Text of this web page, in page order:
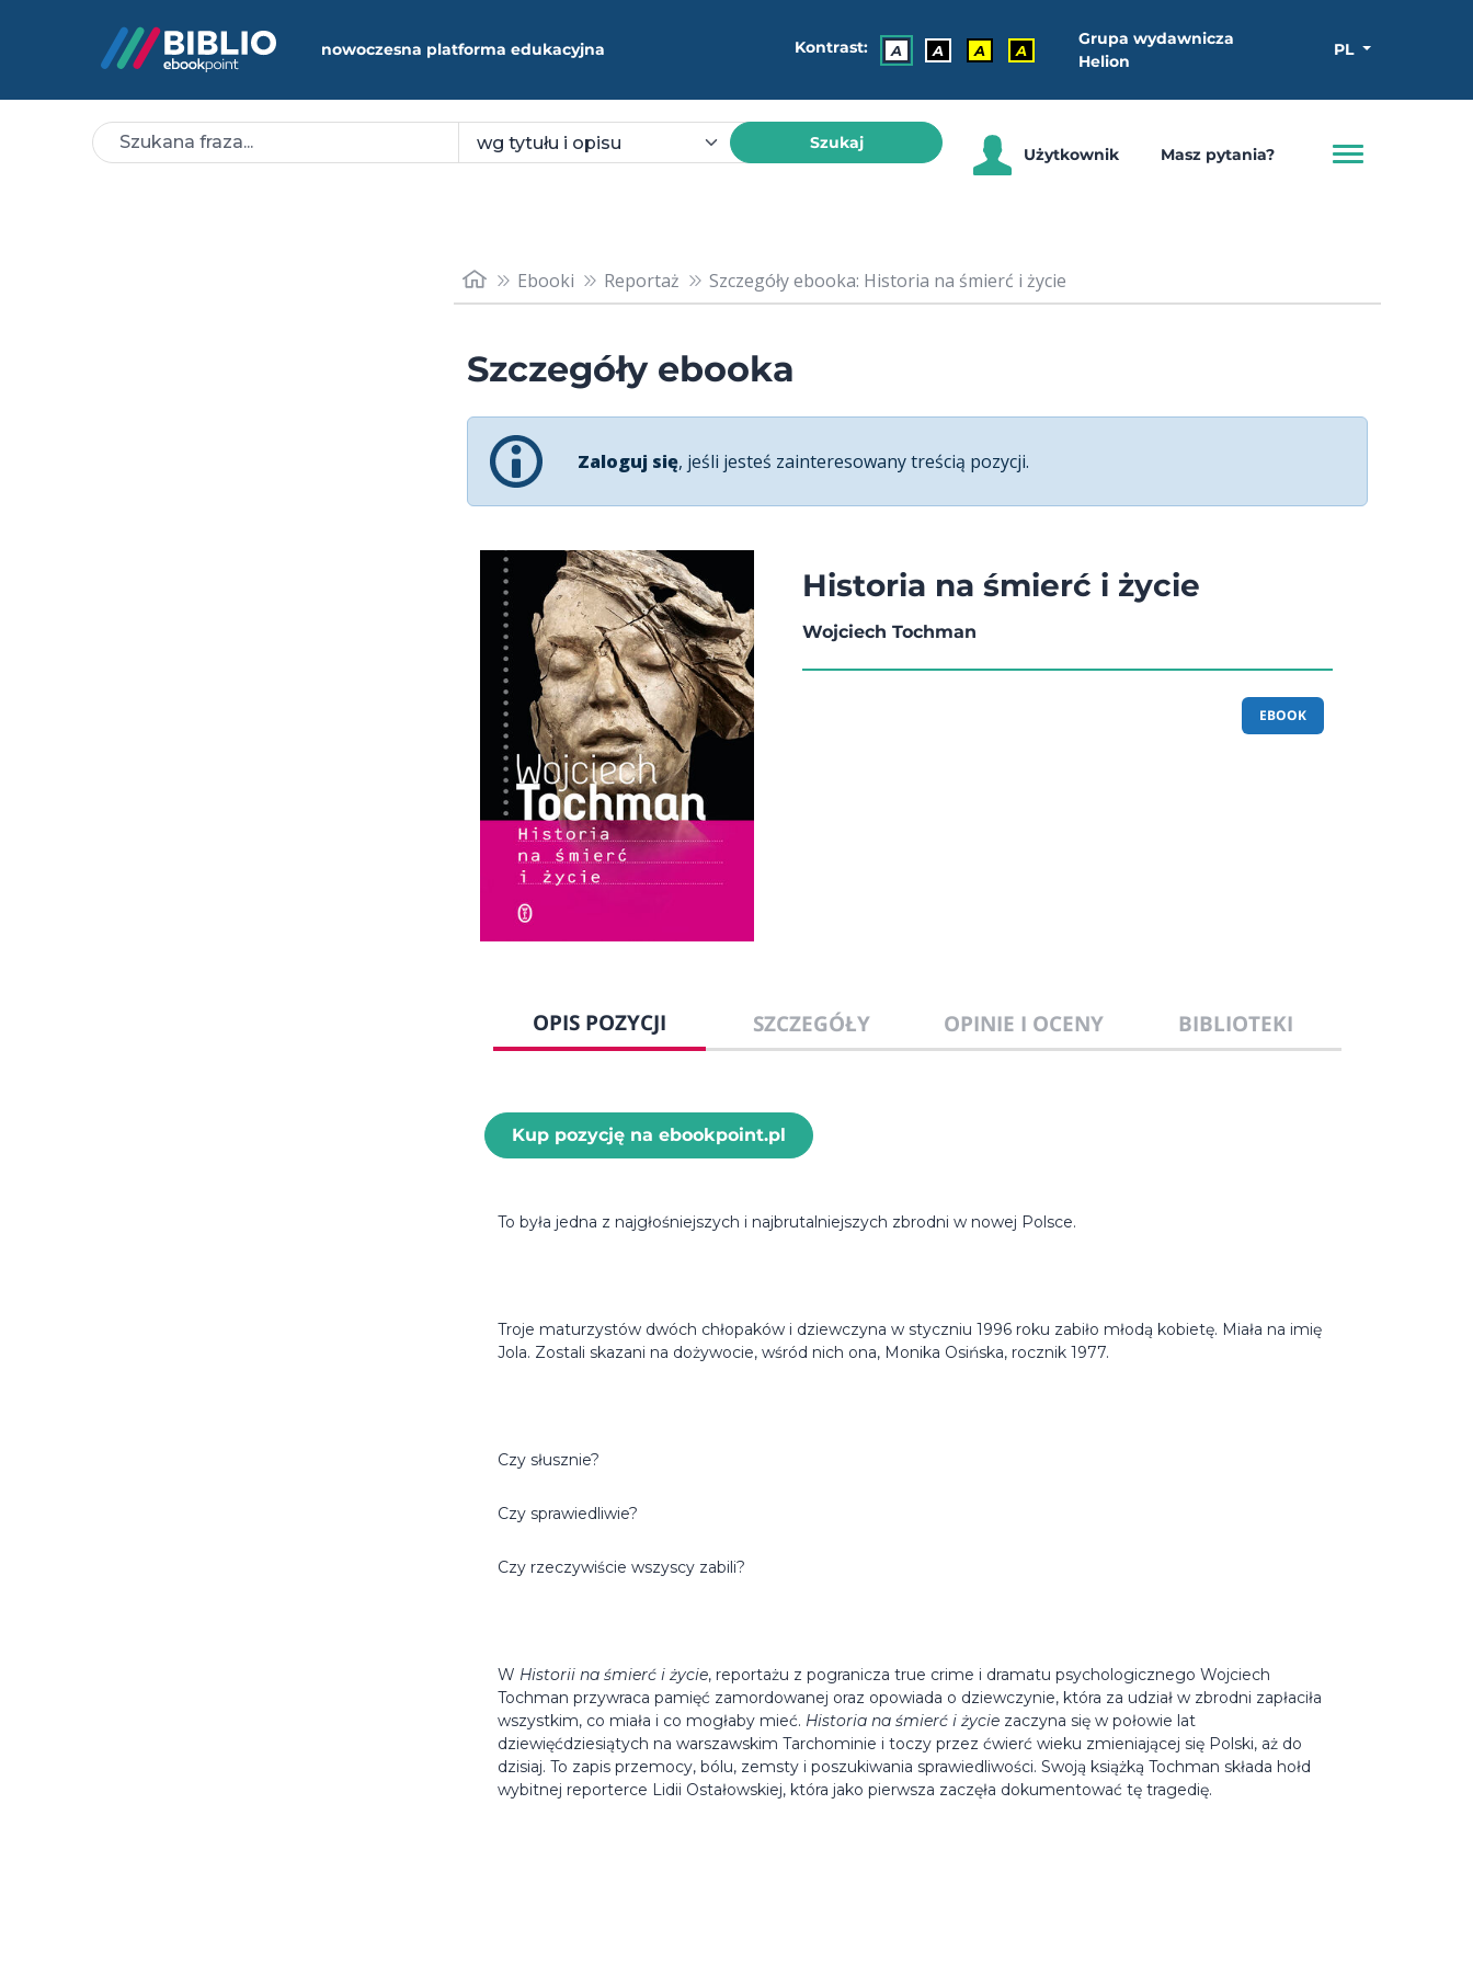
nowoczesna platforma edukacyjna Kontrast: A A A A
Grupa wydawnicza
Helion
PL
Szukaj
Użytkownik Masz pytania?
Ebooki Reportaż Szczegóły ebooka: Historia na śmierć i życie
Szczegóły ebooka
Zaloguj się, jeśli jesteś zainteresowany treścią pozycji.
Historia na śmierć i życie
Wojciech Tochman
EBOOK
OPIS POZYCJI SZCZEGÓŁY OPINIE I OCENY BIBLIOTEKI
Kup pozycję na ebookpoint.pl
To była jedna z najgłośniejszych i najbrutalniejszych zbrodni w nowej Polsce.
Troje maturzystów dwóch chłopaków i dziewczyna w styczniu 1996 roku zabiło młodą kobietę. Miała na imię
Jola. Zostali skazani na dożywocie, wśród nich ona, Monika Osińska, rocznik 1977.
Czy słusznie?
Czy sprawiedliwie?
Czy rzeczywiście wszyscy zabili?
W Historii na śmierć i życie, reportażu z pogranicza true crime i dramatu psychologicznego Wojciech
Tochman przywraca pamięć zamordowanej oraz opowiada o dziewczynie, która za udział w zbrodni zapłaciła
wszystkim, co miała i co mogłaby mieć. Historia na śmierć i życie zaczyna się w połowie lat
dziewięćdziesiątych na warszawskim Tarchominie i toczy przez ćwierć wieku zmieniającej się Polski, aż do
dzisiaj. To zapis przemocy, bólu, zemsty i poszukiwania sprawiedliwości. Swoją książką Tochman składa hołd
wybitnej reporterce Lidii Ostałowskiej, która jako pierwsza zaczęła dokumentować tę tragedię.